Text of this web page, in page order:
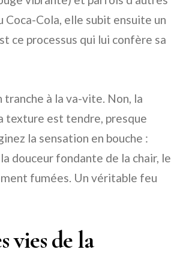
Cola, elle subit ensuite un
ce processus qui lui confère sa
tranche à la va-vite. Non, la
texture est tendre, presque
la sensation en bouche :
douceur fondante de la chair, le
fumées. Un véritable feu
vies de la